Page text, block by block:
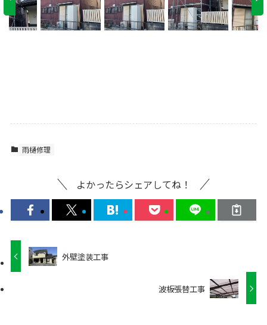
雨樋修理
よかったらシェアしてね！
外壁塗装工事
波板張替工事